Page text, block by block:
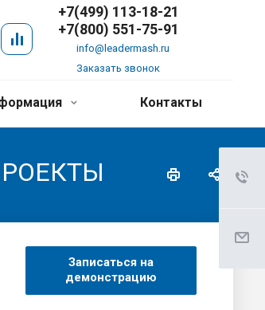
+7(499) 113-18-21
+7(800) 551-75-91
info@leadermash.ru
Заказать звонок
Контакты
Записаться на
демонстрацию